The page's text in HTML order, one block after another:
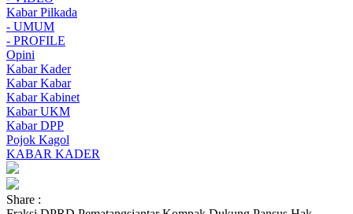
Kabar Pilkada
- UMUM
- PROFILE
Opini
Kabar Kader
Kabar Kabar
Kabar Kabinet
Kabar UKM
Kabar DPP
Pojok Kagol
KABAR KADER
Share :